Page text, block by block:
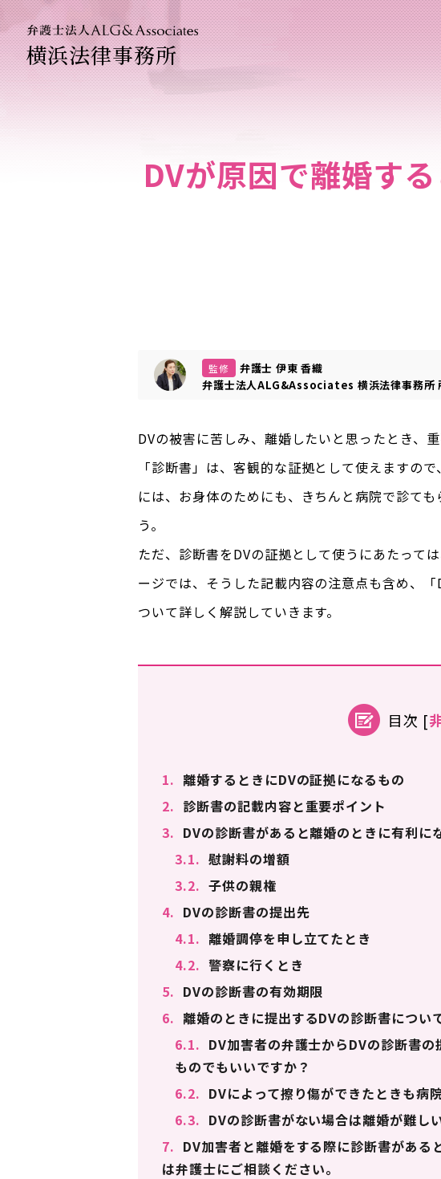
横浜法律事務所
個人の
離婚問
DVが原因で離婚す
監修
弁護士 伊東 香織
弁護士法人ALG&Associates 横浜法律事務所
DVの被害に苦しみ、離婚したいと思ったとき、
「診断書」は、客観的な証拠として使えますの
には、お身体のためにも、きちんと病院で診て
う。
ただ、診断書をDVの証拠として使うにあたって
ージでは、そうした記載内容の注意点も含め、
ついて詳しく解説していきます。
目次 [
1. 離婚するときにDVの証拠になるもの
2. 診断書の記載内容と重要ポイント
3. DVの診断書があると離婚のときに有利に
3.1. 慰謝料の増額
3.2. 子供の親権
4. DVの診断書の提出先
4.1. 離婚調停を申し立てたとき
4.2. 警察に行くとき
5. DVの診断書の有効期限
6. 離婚のときに提出するDVの診断書につい
6.1. DV加害者の弁護士からDVの診断書
ものでもいいですか？
6.2. DVによって擦り傷ができたときも病
6.3. DVの診断書がない場合は離婚が難し
7. DV加害者と離婚をする際に診断書がある
は弁護士にご相談ください。